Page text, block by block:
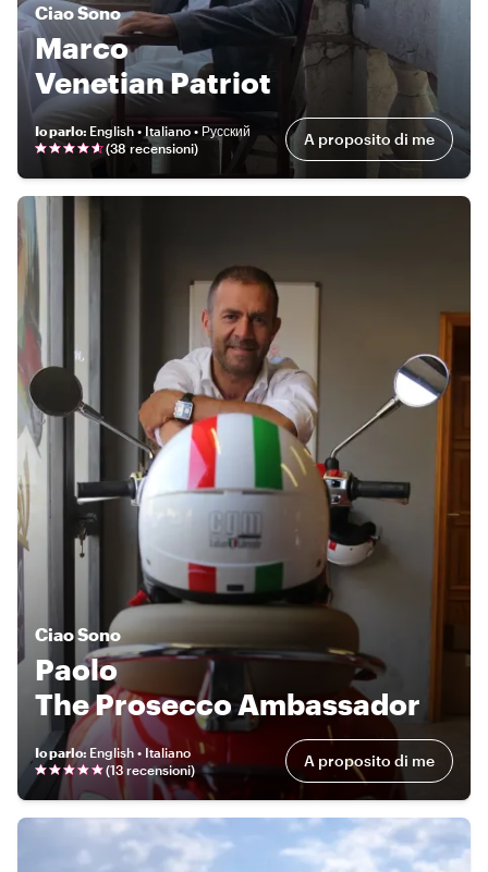
CiaoSono
Marco
Venetian Patriot
Io parlo: English • Italiano • Русский
(38 recensioni) A proposito di me
CiaoSono
Paolo
The Prosecco Ambassador
Io parlo: English • Italiano
(13 recensioni) A proposito di me